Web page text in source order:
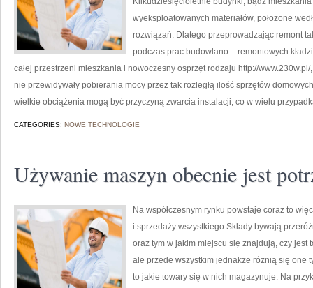
wyeksploatowanych materiałów, położone
rozwiązań. Dlatego przeprowadzając remont
podczas prac budowlano – remontowych
całej przestrzeni mieszkania i nowoczesny osprzęt rodzaju http://
nie przewidywały pobierania mocy przez tak rozległą ilość sprzętów
wielkie obciążenia mogą być przyczyną zwarcia instalacji, co w wielu
CATEGORIES: NOWE TECHNOLOGIE
Używanie maszyn obecnie jest
Na współczesnym rynku powstaje coraz to
i sprzedaży wszystkiego Składy bywają
oraz tym w jakim miejscu się znajdują, czy
ale przede wszystkim jednakże różnią się one
to jakie towary się w nich magazynuje. Na